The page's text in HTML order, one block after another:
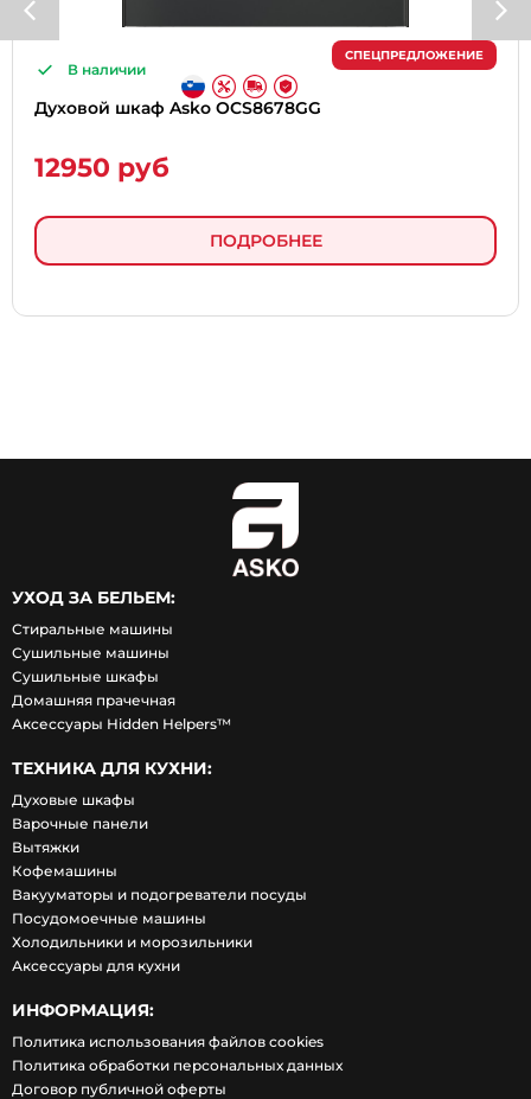
В наличии
СПЕЦПРЕДЛОЖЕНИЕ
Духовой шкаф Asko OCS8678GG
12950 руб
ПОДРОБНЕЕ
УХОД ЗА БЕЛЬЕМ:
Стиральные машины
Сушильные машины
Сушильные шкафы
Домашняя прачечная
Аксессуары Hidden Helpers™
ТЕХНИКА ДЛЯ КУХНИ:
Духовые шкафы
Варочные панели
Вытяжки
Кофемашины
Вакууматоры и подогреватели посуды
Посудомоечные машины
Холодильники и морозильники
Аксессуары для кухни
ИНФОРМАЦИЯ:
Политика использования файлов cookies
Политика обработки персональных данных
Договор публичной оферты